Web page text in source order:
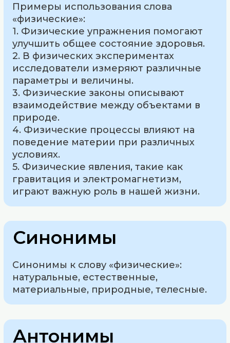
Примеры использования слова
«физические»:
1. Физические упражнения помогают
улучшить общее состояние здоровья.
2. В физических экспериментах
исследователи измеряют различные
параметры и величины.
3. Физические законы описывают
взаимодействие между объектами в
природе.
4. Физические процессы влияют на
поведение материи при различных
условиях.
5. Физические явления, такие как
гравитация и электромагнетизм,
играют важную роль в нашей жизни.
Синонимы
Синонимы к слову «физические»:
натуральные, естественные,
материальные, природные, телесные.
Антонимы